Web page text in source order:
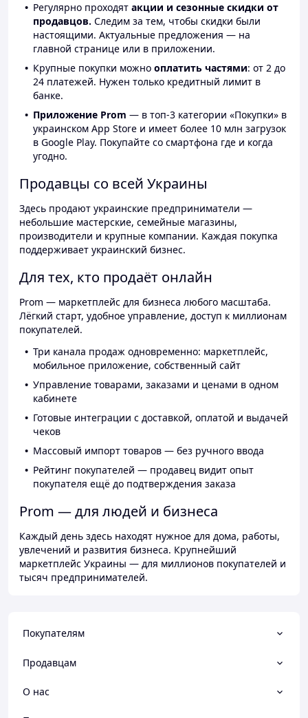
Регулярно проходят акции и сезонные скидки от
продавцов. Следим за тем, чтобы скидки были
настоящими. Актуальные предложения — на
главной странице или в приложении.
Крупные покупки можно оплатить частями: от 2 до
24 платежей. Нужен только кредитный лимит в
банке.
Приложение Prom — в топ-3 категории «Покупки» в
украинском App Store и имеет более 10 млн загрузок
в Google Play. Покупайте со смартфона где и когда
угодно.
Продавцы со всей Украины
Здесь продают украинские предприниматели —
небольшие мастерские, семейные магазины,
производители и крупные компании. Каждая покупка
поддерживает украинский бизнес.
Для тех, кто продаёт онлайн
Prom — маркетплейс для бизнеса любого масштаба.
Лёгкий старт, удобное управление, доступ к миллионам
покупателей.
Три канала продаж одновременно: маркетплейс,
мобильное приложение, собственный сайт
Управление товарами, заказами и ценами в одном
кабинете
Готовые интеграции с доставкой, оплатой и выдачей
чеков
Массовый импорт товаров — без ручного ввода
Рейтинг покупателей — продавец видит опыт
покупателя ещё до подтверждения заказа
Prom — для людей и бизнеса
Каждый день здесь находят нужное для дома, работы,
увлечений и развития бизнеса. Крупнейший
маркетплейс Украины — для миллионов покупателей и
тысяч предпринимателей.
Покупателям
Продавцам
О нас